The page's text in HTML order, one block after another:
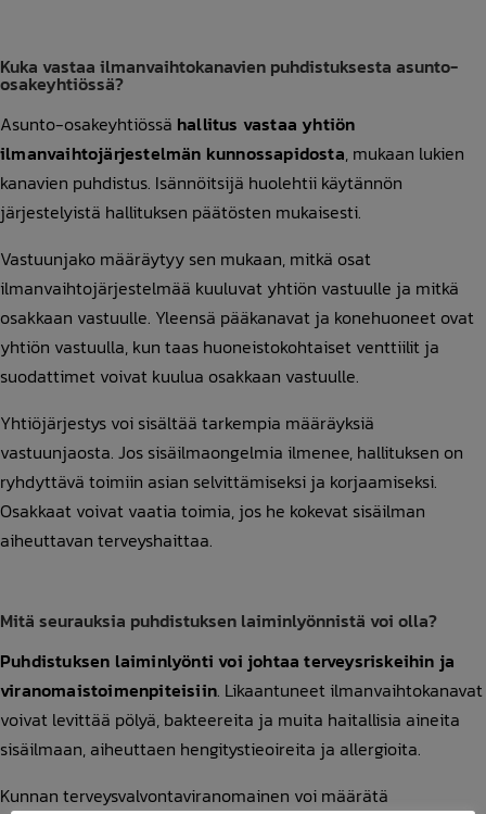
Kuka vastaa ilmanvaihtokanavien puhdistuksesta asunto-
osakeyhtiössä?
Asunto-osakeyhtiössä hallitus vastaa yhtiön
ilmanvaihtojärjestelmän kunnossapidosta, mukaan lukien
kanavien puhdistus. Isännöitsijä huolehtii käytännön
järjestelyistä hallituksen päätösten mukaisesti.
Vastuunjako määräytyy sen mukaan, mitkä osat
ilmanvaihtojärjestelmää kuuluvat yhtiön vastuulle ja mitkä
osakkaan vastuulle. Yleensä pääkanavat ja konehuoneet ovat
yhtiön vastuulla, kun taas huoneistokohtaiset venttiilit ja
suodattimet voivat kuulua osakkaan vastuulle.
Yhtiöjärjestys voi sisältää tarkempia määräyksiä
vastuunjaosta. Jos sisäilmaongelmia ilmenee, hallituksen on
ryhdyttävä toimiin asian selvittämiseksi ja korjaamiseksi.
Osakkaat voivat vaatia toimia, jos he kokevat sisäilman
aiheuttavan terveyshaittaa.
Mitä seurauksia puhdistuksen laiminlyönnistä voi olla?
Puhdistuksen laiminlyönti voi johtaa terveysriskeihin ja
viranomaistoimenpiteisiin. Likaantuneet ilmanvaihtokanavat
voivat levittää pölyä, bakteereita ja muita haitallisia aineita
sisäilmaan, aiheuttaen hengitystieoireita ja allergioita.
Kunnan terveysvalvontaviranomainen voi määrätä